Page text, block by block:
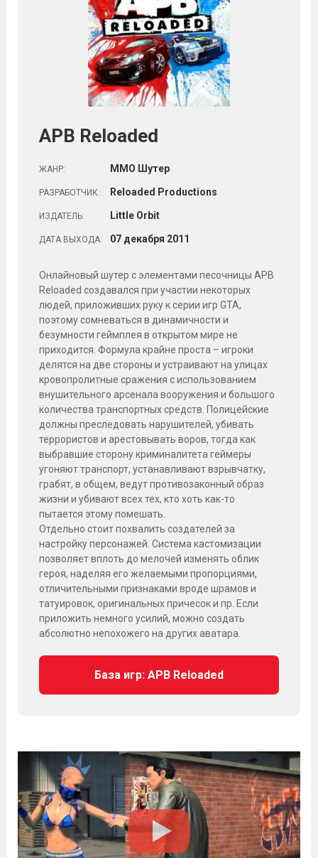
APB Reloaded
ЖАНР: ММО Шутер
РАЗРАБОТЧИК: Reloaded Productions
ИЗДАТЕЛЬ: Little Orbit
ДАТА ВЫХОДА: 07 декабря 2011
Онлайновый шутер с элементами песочницы APB
Reloaded создавался при участии некоторых
людей, приложивших руку к серии игр GTA,
поэтому сомневаться в динамичности и
безумности геймплея в открытом мире не
приходится. Формула крайне проста – игроки
делятся на две стороны и устраивают на улицах
кровопролитные сражения с использованием
внушительного арсенала вооружения и большого
количества транспортных средств. Полицейские
должны преследовать нарушителей, убивать
террористов и арестовывать воров, тогда как
выбравшие сторону криминалитета геймеры
угоняют транспорт, устанавливают взрывчатку,
грабят, в общем, ведут противозаконный образ
жизни и убивают всех тех, кто хоть как-то
пытается этому помешать.
Отдельно стоит похвалить создателей за
настройку персонажей. Система кастомизации
позволяет вплоть до мелочей изменять облик
героя, наделяя его желаемыми пропорциями,
отличительными признаками вроде шрамов и
татуировок, оригинальных причесок и пр. Если
приложить немного усилий, можно создать
абсолютно непохожего на других аватара.
База игр: APB Reloaded